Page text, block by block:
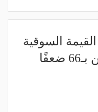
السوقية